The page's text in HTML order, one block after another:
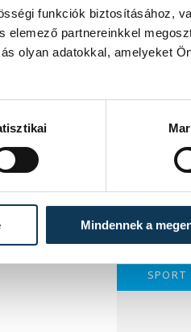
funkciók biztosításához,
elemező partnereinkkel
olyan adatokkal, amelyeket
Mindennek a
Az év
én éjjel
meg lehet
A
és
SPORT